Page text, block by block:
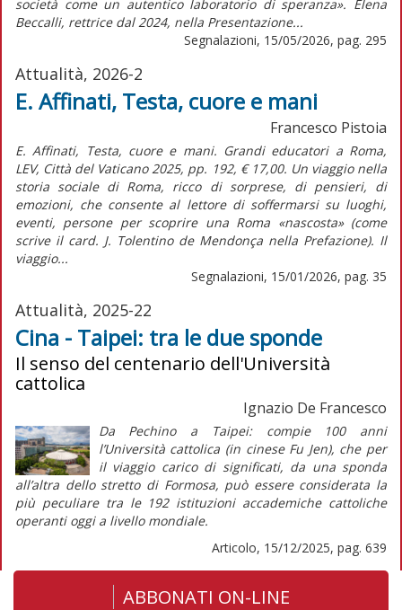
società come un autentico laboratorio di speranza». Elena
Beccalli, rettrice dal 2024, nella Presentazione...
Segnalazioni, 15/05/2026, pag. 295
Attualità, 2026-2
E. Affinati, Testa, cuore e mani
Francesco Pistoia
E. Affinati, Testa, cuore e mani. Grandi educatori a Roma,
LEV, Città del Vaticano 2025, pp. 192, € 17,00. Un viaggio nella
storia sociale di Roma, ricco di sorprese, di pensieri, di
emozioni, che consente al lettore di soffermarsi su luoghi,
eventi, persone per scoprire una Roma «nascosta» (come
scrive il card. J. Tolentino de Mendonça nella Prefazione). Il
viaggio...
Segnalazioni, 15/01/2026, pag. 35
Attualità, 2025-22
Cina - Taipei: tra le due sponde
Il senso del centenario dell'Università
cattolica
Ignazio De Francesco
Da Pechino a Taipei: compie 100 anni
l’Università cattolica (in cinese Fu Jen), che per
il viaggiocarico di significati, da una sponda
all’altra dello stretto di Formosa, può essere considerata la
più peculiare tra le 192 istituzioni accademiche cattoliche
operanti oggi a livello mondiale.
Articolo, 15/12/2025, pag. 639
ABBONATI ON-LINE